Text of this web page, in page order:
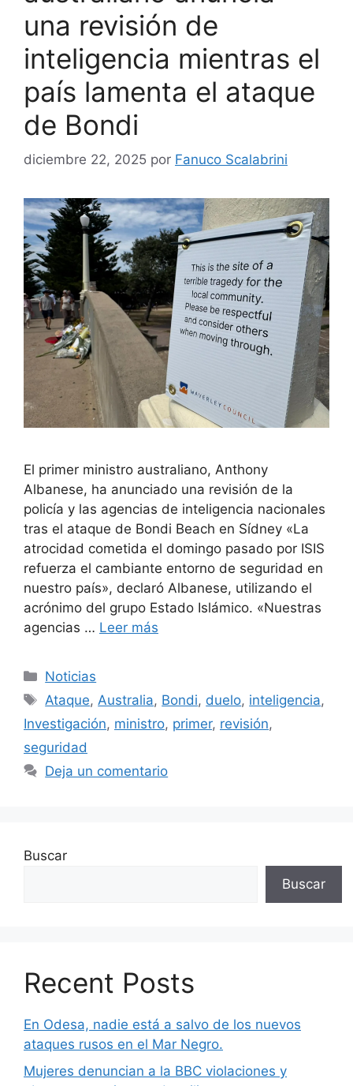
una revisión de
inteligencia mientras el
país lamenta el ataque
de Bondi
diciembre 22, 2025 por Fanuco Scalabrini
El primer ministro australiano, Anthony
Albanese, ha anunciado una revisión de la
policía y las agencias de inteligencia nacionales
tras el ataque de Bondi Beach en Sídney «La
atrocidad cometida el domingo pasado por ISIS
refuerza el cambiante entorno de seguridad en
nuestro país», declaró Albanese, utilizando el
acrónimo del grupo Estado Islámico. «Nuestras
agencias … Leer más
Categorías
Noticias
Etiquetas
Ataque,Australia, Bondi, duelo, inteligencia,
Investigación, ministro, primer, revisión,
seguridad
Deja un comentario
Buscar
Buscar
Recent Posts
En Odesa, nadie está a salvo de los nuevos
ataques rusos en el Mar Negro.
Mujeres denuncian a la BBC violaciones y